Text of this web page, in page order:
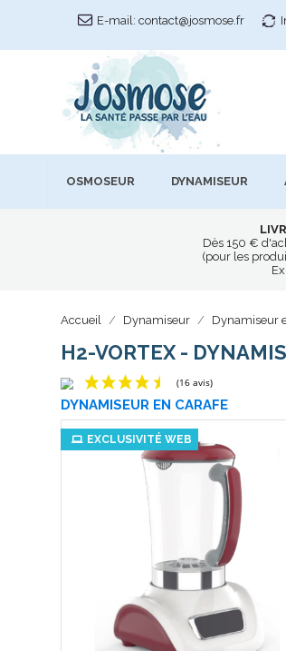
E-mail: contact@josmose.fr
OSMOSEUR DYNAMISEUR
Dès 150 €
(pour les
Accueil Dynamiseur Dynamiseur
H2-VORTEX -
(16 avis)
DYNAMISEUR EN CARAFE
EXCLUSIVITÉ WEB